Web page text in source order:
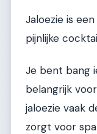
Jaloezie is
pijnlijke
Je bent bang
belangrijk
jaloezie vaak
zorgt voor